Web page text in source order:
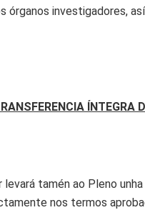
órganos investigadores,
ÍNTEGRA
levará tamén ao Pleno
nos termos